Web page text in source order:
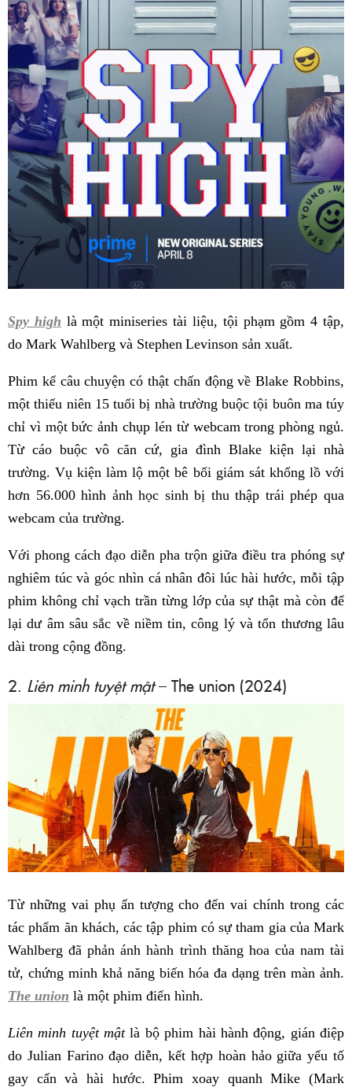
Spy high là một miniseries tài liệu, tội phạm gồm 4 tập,
do Mark Wahlberg và Stephen Levinson sản xuất.
Phim kể câu chuyện có thật chấn động về Blake Robbins,
một thiếu niên 15 tuổi bị nhà trường buộc tội buôn ma túy
chỉ vì một bức ảnh chụp lén từ webcam trong phòng ngủ.
Từ cáo buộc vô căn cứ, gia đình Blake kiện lại nhà
trường. Vụ kiện làm lộ một bê bối giám sát khổng lồ với
hơn 56.000 hình ảnh học sinh bị thu thập trái phép qua
webcam của trường.
Với phong cách đạo diễn pha trộn giữa điều tra phóng sự
nghiêm túc và góc nhìn cá nhân đôi lúc hài hước, mỗi tập
phim không chỉ vạch trần từng lớp của sự thật mà còn để
lại dư âm sâu sắc về niềm tin, công lý và tổn thương lâu
dài trong cộng đồng.
2. Liên minh tuyệt mật– The union (2024)
Từ những vai phụ ấn tượng cho đến vai chính trong các
tác phẩm ăn khách, các tập phim có sự tham gia của Mark
Wahlberg đã phản ánh hành trình thăng hoa của nam tài
tử, chứng minh khả năng biến hóa đa dạng trên màn ảnh.
The union là một phim điển hình.
Liên minh tuyệt mậtlà bộ phim hài hành động, gián điệp
do Julian Farino đạo diễn, kết hợp hoàn hảo giữa yếu tố
gay cấn và hài hước. Phim xoay quanh Mike (Mark